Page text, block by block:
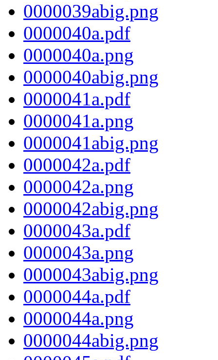
0000039abig.png
0000040a.pdf
0000040a.png
0000040abig.png
0000041a.pdf
0000041a.png
0000041abig.png
0000042a.pdf
0000042a.png
0000042abig.png
0000043a.pdf
0000043a.png
0000043abig.png
0000044a.pdf
0000044a.png
0000044abig.png